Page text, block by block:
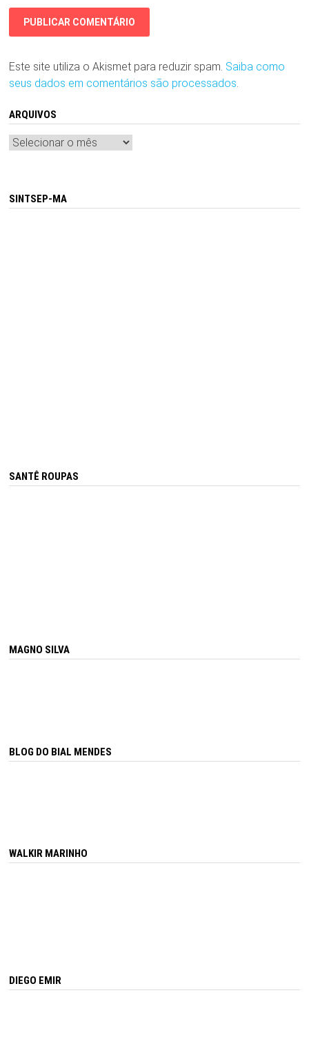
Este site utiliza o Akismet para reduzir spam. Saiba como
seus dados em comentários são processados.
ARQUIVOS
Arquivos
SINTSEP-MA
SANTÊ ROUPAS
MAGNO SILVA
BLOG DO BIAL MENDES
WALKIR MARINHO
DIEGO EMIR